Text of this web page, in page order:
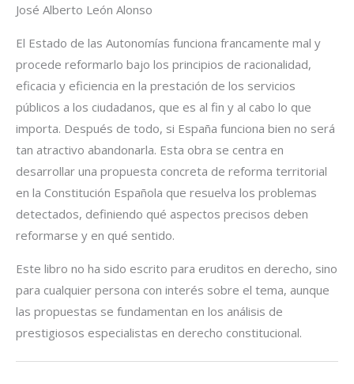
José Alberto León Alonso​
El Estado de las Autonomías funciona francamente mal y
procede reformarlo bajo los principios de racionalidad,
eficacia y eficiencia en la prestación de los servicios
públicos a los ciudadanos, que es al fin y al cabo lo que
importa. Después de todo, si España funciona bien no será
tan atractivo abandonarla. Esta obra se centra en
desarrollar una propuesta concreta de reforma territorial
en la Constitución Española que resuelva los problemas
detectados, definiendo qué aspectos precisos deben
reformarse y en qué sentido.​
Este libro no ha sido escrito para eruditos en derecho, sino
para cualquier persona con interés sobre el tema, aunque
las propuestas se fundamentan en los análisis de
prestigiosos especialistas en derecho constitucional.